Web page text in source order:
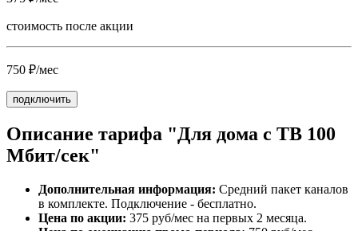
стоимость после акции
750 ₽/мес
подключить
Описание тарифа "Для дома с ТВ 100
Мбит/сек"
Дополнительная информация: Средний пакет каналов
в комплекте. Подключение - бесплатно.
Цена по акции: 375 руб/мес на первых 2 месяца.